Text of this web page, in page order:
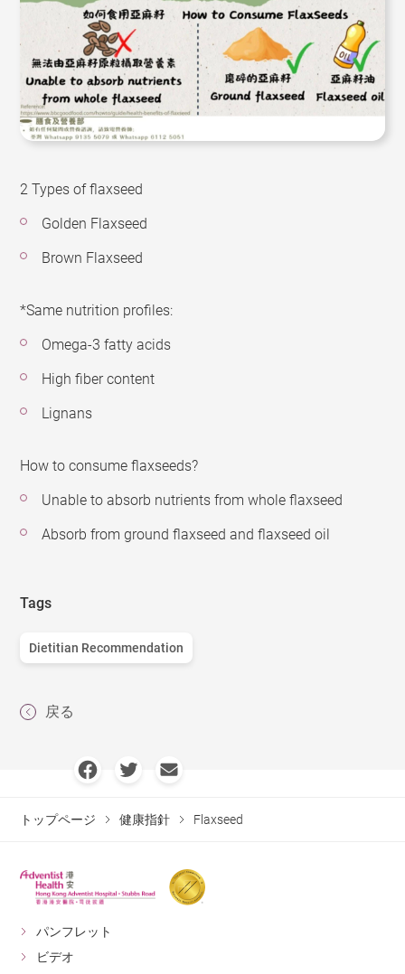
2 Types of flaxseed
Golden Flaxseed
Brown Flaxseed
*Same nutrition profiles:
Omega-3 fatty acids
High fiber content
Lignans
How to consume flaxseeds?
Unable to absorb nutrients from whole flaxseed
Absorb from ground flaxseed and flaxseed oil
Tags
Dietitian Recommendation
戻る
トップページ 健康指針 Flaxseed
パンフレット
ビデオ